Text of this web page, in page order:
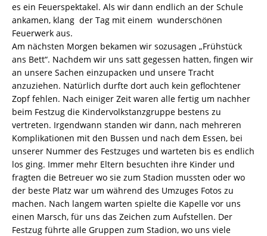
es ein Feuerspektakel. Als wir dann endlich an der Schule
ankamen, klang der Tag mit einem wunderschönen
Feuerwerk aus.
Am nächsten Morgen bekamen wir sozusagen „Frühstück
ans Bett“. Nachdem wir uns satt gegessen hatten, fingen wir
an unsere Sachen einzupacken und unsere Tracht
anzuziehen. Natürlich durfte dort auch kein geflochtener
Zopf fehlen. Nach einiger Zeit waren alle fertig um nachher
beim Festzug die Kindervolkstanzgruppe bestens zu
vertreten. Irgendwann standen wir dann, nach mehreren
Komplikationen mit den Bussen und nach dem Essen, bei
unserer Nummer des Festzuges und warteten bis es endlich
los ging. Immer mehr Eltern besuchten ihre Kinder und
fragten die Betreuer wo sie zum Stadion mussten oder wo
der beste Platz war um während des Umzuges Fotos zu
machen. Nach langem warten spielte die Kapelle vor uns
einen Marsch, für uns das Zeichen zum Aufstellen. Der
Festzug führte alle Gruppen zum Stadion, wo uns viele